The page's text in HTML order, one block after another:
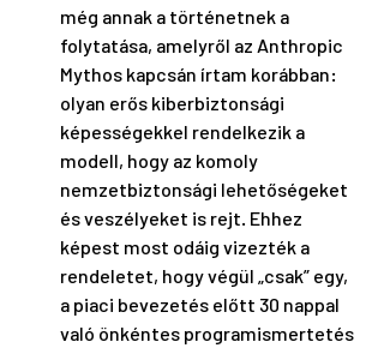
még annak a történetnek a
folytatása, amelyről az Anthropic
Mythos kapcsán írtam korábban:
olyan erős kiberbiztonsági
képességekkel rendelkezik a
modell, hogy az komoly
nemzetbiztonsági lehetőségeket
és veszélyeket is rejt. Ehhez
képest most odáig vizezték a
rendeletet, hogy végül „csak” egy,
a piaci bevezetés előtt 30 nappal
való önkéntes programismertetés